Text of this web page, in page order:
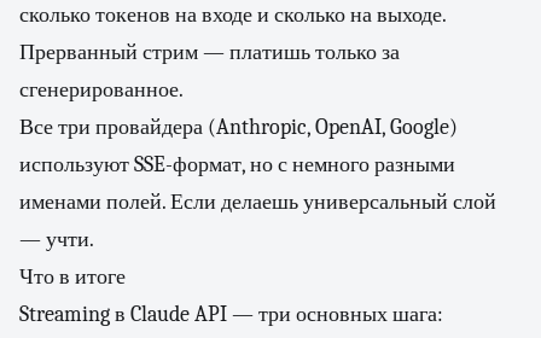
сколько токенов на входе и сколько на выходе.
Прерванный стрим — платишь только за
сгенерированное.
Все три провайдера (Anthropic, OpenAI, Google)
используют SSE-формат, но с немного разными
именами полей. Если делаешь универсальный слой
— учти.
Что в итоге
Streaming в Claude API — три основных шага: